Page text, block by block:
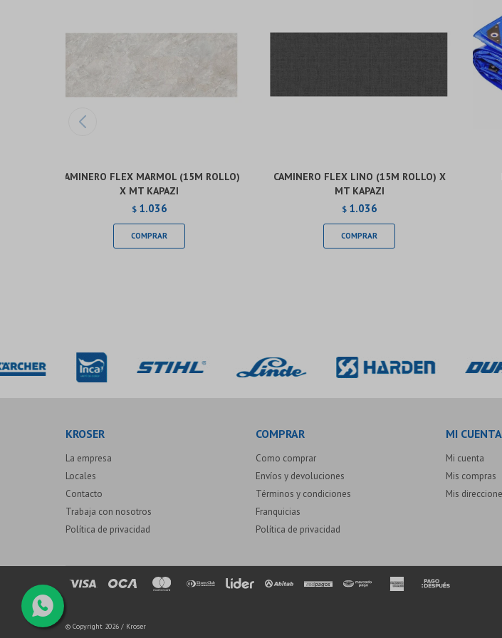
CAMINERO FLEX MARMOL (15M ROLLO)
X MT KAPAZI
$ 1.036
CAMINERO FLEX LINO (15M ROLLO) X
MT KAPAZI
$ 1.036
KROSER
La empresa
Locales
Contacto
Trabaja con nosotros
Política de privacidad
COMPRAR
Como comprar
Envíos y devoluciones
Términos y condiciones
Franquicias
Política de privacidad
MI CUENTA
Mi cuenta
Mis compras
Mis
© Copyright 2026 / Kroser